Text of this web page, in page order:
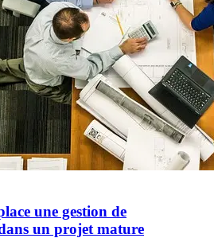
une gestion de
un projet mature